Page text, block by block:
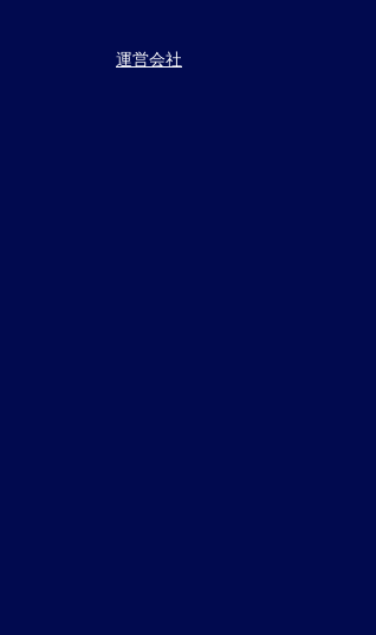
運営会社